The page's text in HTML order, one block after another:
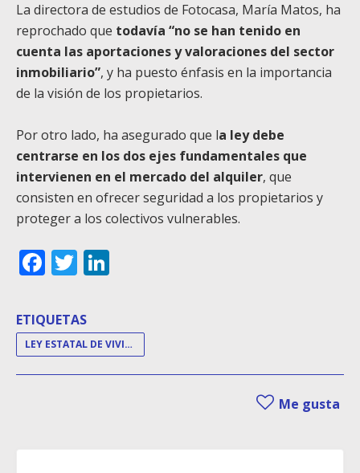
La directora de estudios de Fotocasa, María Matos, ha
reprochado que todavía “no se han tenido en
cuenta las aportaciones y valoraciones del sector
inmobiliario”, y ha puesto énfasis en la importancia
de la visión de los propietarios.
Por otro lado, ha asegurado que la ley debe
centrarse en los dos ejes fundamentales que
intervienen en el mercado del alquiler, que
consisten en ofrecer seguridad a los propietarios y
proteger a los colectivos vulnerables.
Facebook
Twitter
ETIQUETAS
LEY ESTATAL DE VIVIENDA
Me gusta